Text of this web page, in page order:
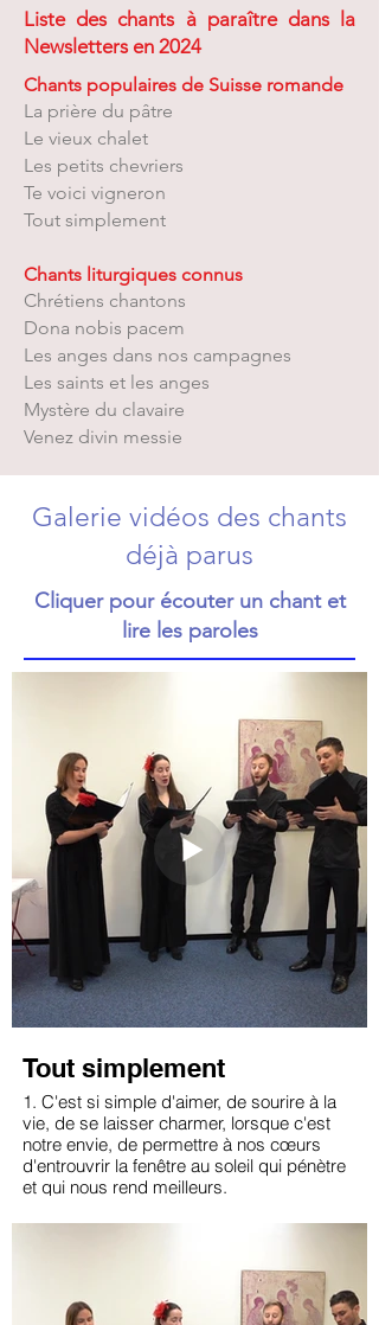
Liste des chants à paraître dans la
Newsletters en 2024
Chants populaires de Suisse romande
La prière du pâtre
Le vieux chalet
Les petits chevriers
Te voici vigneron
Tout simplement
Chants liturgiques connus
Chrétiens chantons
Dona nobis pacem
Les anges dans nos campagnes
Les saints et les anges
Mystère du clavaire
Venez divin messie
Galerie vidéos des chants
déjà parus
Cliquer pour écouter un chant et
lire les paroles
Tout simplement
1. C'est si simple d'aimer, de sourire à la
vie, de se laisser charmer, lorsque c'est
notre envie, de permettre à nos cœurs
d'entrouvrir la fenêtre au soleil qui pénètre
et qui nous rend meilleurs.
Aimons nos montagnes, notre Alpe de
Aimons nos campagnes, que Dieu les
Et chantons en chœur le pays romand de